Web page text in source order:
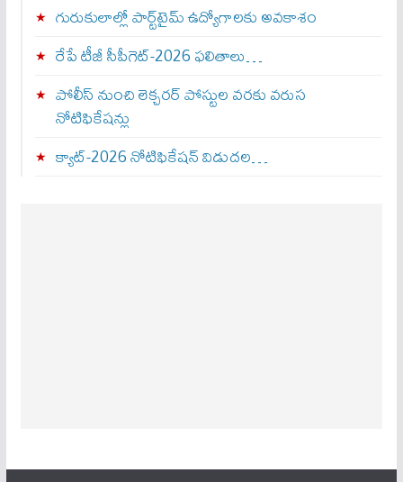
గురుకులాల్లో పార్ట్‌టైమ్ ఉద్యోగాలకు అవకాశం
రేపే టీజీ సీపీగెట్‌-2026 ఫలితాలు…
పోలీస్ నుంచి లెక్చరర్ పోస్టుల వరకు వరుస
నోటిఫికేషన్లు
క్యాట్-2026 నోటిఫికేషన్ విడుదల…